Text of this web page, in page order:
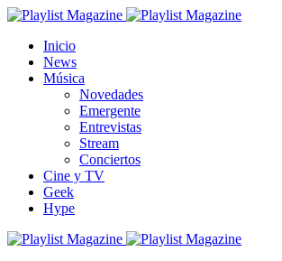
Inicio
News
Música
Novedades
Emergente
Entrevistas
Stream
Conciertos
Cine y TV
Geek
Hype